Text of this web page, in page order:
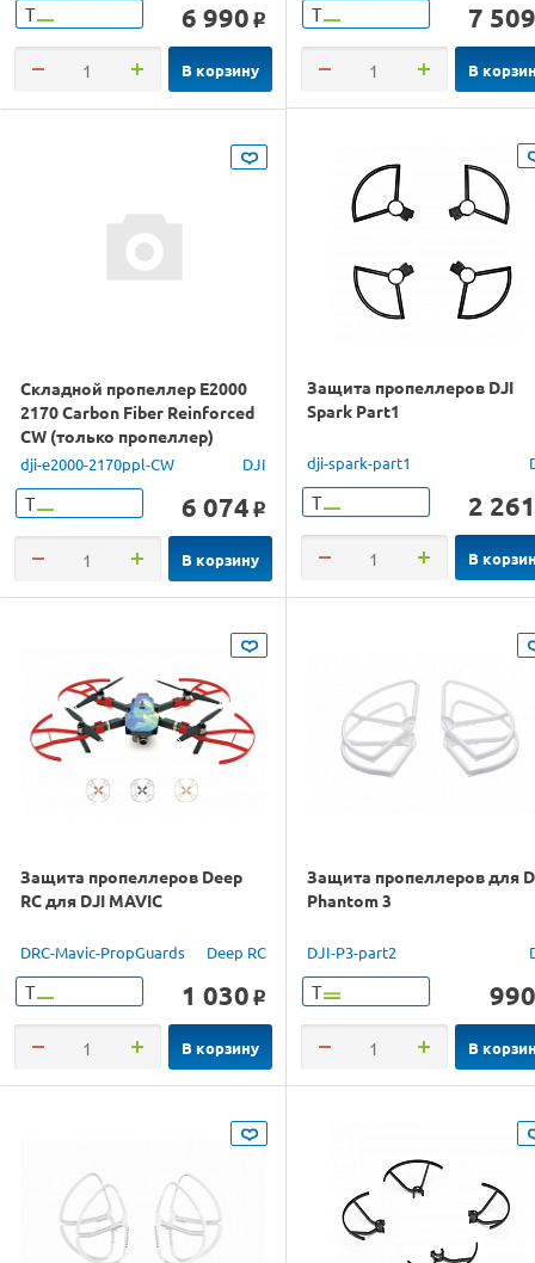
Т 6 990 o
В корзину
Т 7 509
В
Складной пропеллер E2000
2170 Carbon Fiber Reinforced
CW (только пропеллер)
dji-e2000-2170ppl-CW DJI
Т 6 074 o
В корзину
Защита пропеллеров DJI
Spark Part1
dji-spark-part1
Т 2 261
В
Защита пропеллеров Deep
RC для DJI MAVIC
DRC-Mavic-PropGuards Deep RC
Т 1 030 o
В корзину
Защита пропеллеров для
Phantom 3
DJI-P3-part2
Т 990
В